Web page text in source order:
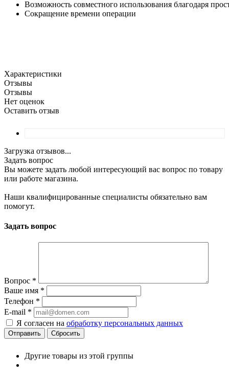
Возможность совместного использования благодаря
Сокращение времени операции
Характеристики
Отзывы
Отзывы
Нет оценок
Оставить отзыв
Загрузка отзывов...
Задать вопрос
Вы можете задать любой интересующий вас вопрос по товару
или работе магазина.
Наши квалифицированные специалисты обязательно вам
помогут.
Задать вопрос
Вопрос *
Ваше имя *
Телефон *
E-mail *
Я согласен на обработку персональных данных
Сбросить
Другие товары из этой группы